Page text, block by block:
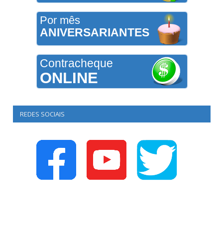
Por mês
ANIVERSARIANTES
Contracheque
ONLINE
REDES SOCIAIS